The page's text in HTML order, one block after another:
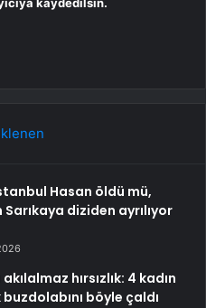
Hasan öldü mü,
diziden ayrılıyor
hırsızlık: 4 kadın
böyle çaldı